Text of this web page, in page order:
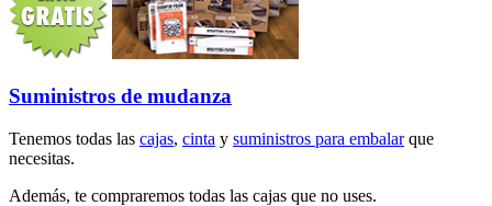
Suministros de mudanza
Tenemos todas las cajas, cinta y suministros para embalarque
necesitas.
Además, te compraremos todas las cajas que no uses.